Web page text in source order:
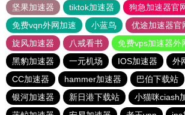
坚果加速器
tiktok加速器
狗急加速器官
免费vqn外网加速
小蓝鸟 优途加速器官
旋风加速器
八戒看书
免费vps加速器外
黑豹加速器
一元机场 IOS加速器
外
CC加速器
hammer加速器 巴伯下载站
银河加速器
新日港下载站
小猫咪ciash